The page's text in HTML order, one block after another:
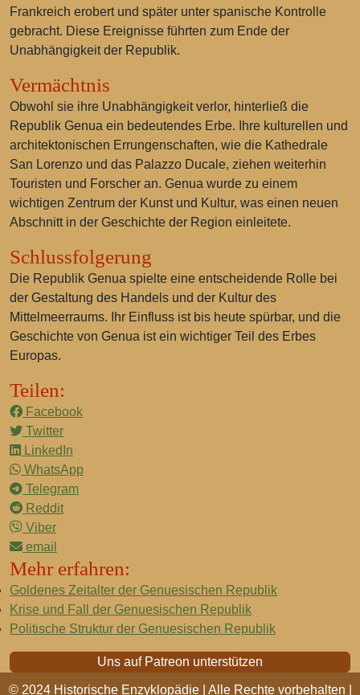
Frankreich erobert und später unter spanische Kontrolle
gebracht. Diese Ereignisse führten zum Ende der
Unabhängigkeit der Republik.
Vermächtnis
Obwohl sie ihre Unabhängigkeit verlor, hinterließ die
Republik Genua ein bedeutendes Erbe. Ihre kulturellen und
architektonischen Errungenschaften, wie die Kathedrale
San Lorenzo und das Palazzo Ducale, ziehen weiterhin
Touristen und Forscher an. Genua wurde zu einem
wichtigen Zentrum der Kunst und Kultur, was einen neuen
Abschnitt in der Geschichte der Region einleitete.
Schlussfolgerung
Die Republik Genua spielte eine entscheidende Rolle bei
der Gestaltung des Handels und der Kultur des
Mittelmeerraums. Ihr Einfluss ist bis heute spürbar, und die
Geschichte von Genua ist ein wichtiger Teil des Erbes
Europas.
Teilen:
Facebook
Twitter
LinkedIn
WhatsApp
Telegram
Reddit
Viber
email
Mehr erfahren:
Goldenes Zeitalter der Genuesischen Republik
Krise und Fall der Genuesischen Republik
Politische Struktur der Genuesischen Republik
Uns auf Patreon unterstützen
© 2024 Historische Enzyklopädie | Alle Rechte vorbehalten |